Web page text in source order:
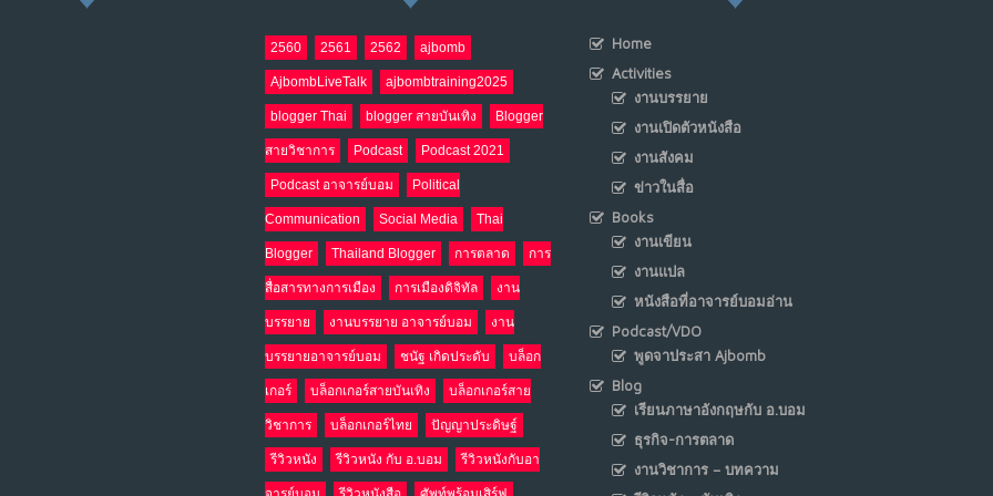
เมื่อโลกออนไลน์ กลายเป็น“ศาลเตี้ย”
พ.ค. 4, 2026
NO COMMENTS
น้ำตาเรา .. เป็นกรดจริงหรือ??
เม.ย. 19, 2026
NO COMMENTS
10 อินโดนีเซีย กับเกมอำนาจที่มองไม่เห็น
เม.ย. 19, 2026
2560 2561 2562 ajbomb
AjbombLiveTalk ajbombtraining2025
blogger Thai blogger สายบันเทิง Blogger
สายวิชาการ Podcast Podcast 2021
Podcast อาจารย์บอม Political
Communication Social Media Thai
Blogger Thailand Blogger การตลาด การ
สื่อสารทางการเมือง การเมืองดิจิทัล งาน
บรรยาย งานบรรยาย อาจารย์บอม งาน
บรรยายอาจารย์บอม ชนัฐ เกิดประดับ บล็อก
เกอร์ บล็อกเกอร์สายบันเทิง บล็อกเกอร์สาย
วิชาการ บล็อกเกอร์ไทย ปัญญาประดิษฐ์
รีวิวหนัง รีวิวหนัง กับ อ.บอม รีวิวหนังกับอา
Home
Activities
งานบรรยาย
งานเปิดตัวหนังสือ
งานสังคม
ข่าวในสื่อ
Books
งานเขียน
งานแปล
หนังสือที่อาจารย์บอมอ่าน
Podcast/VDO
พูดจาประสา Ajbomb
Blog
เรียนภาษาอังกฤษกับ อ.บอม
ธุรกิจ-การตลาด
งานวิชาการ – บทความ